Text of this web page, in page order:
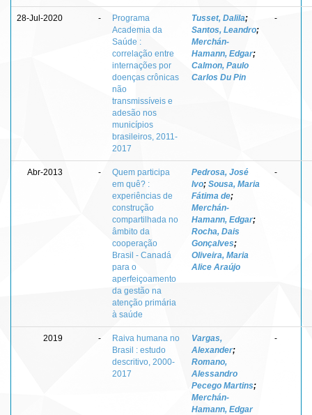
28-Jul-2020 -
Programa
Academia da
Saúde :
correlação entre
internações por
doenças crônicas
não
transmissíveis e
adesão nos
municípios
brasileiros, 2011-
2017
Tusset, Dalila;
Santos, Leandro;
Merchán-
Hamann, Edgar;
Calmon, Paulo
Carlos Du Pin
-
Abr-2013 -
Quem participa
em quê? :
experiências de
construção
compartilhada no
âmbito da
cooperação
Brasil - Canadá
para o
aperfeiçoamento
da gestão na
atenção primária
à saúde
Pedrosa, José
Ivo; Sousa, Maria
Fátima de;
Merchán-
Hamann, Edgar;
Rocha, Dais
Gonçalves;
Oliveira, Maria
Alice Araújo
-
2019 -
Raiva humana no
Brasil : estudo
descritivo, 2000-
2017
Vargas,
Alexander;
Romano,
Alessandro
Pecego Martins;
Merchán-
Hamann, Edgar
-